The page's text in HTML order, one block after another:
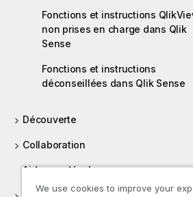
Fonctions et instructions
non prises en charge dans Qlik
Sense
Fonctions et instructions
déconseillées dans Qlik Sense
Découverte
Collaboration
Aide aux développeurs
We use cookies to improve your